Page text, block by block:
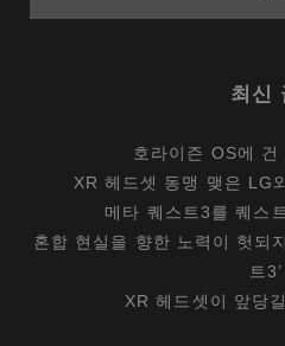
최신
호라이즌 OS에 건
XR 헤드셋 동맹 맺은 LG
메타 퀘스트3를 퀘스
혼합 현실을 향한 노력이 헛되
트3’
XR 헤드셋이 앞당